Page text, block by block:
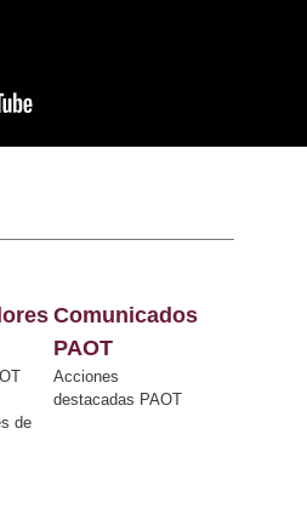
de
Comunicados
PAOT
Acciones
destacadas PAOT